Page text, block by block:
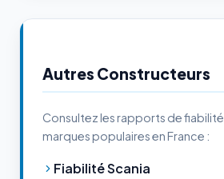
Autres Constructeurs
Consultez les rapports de
marques populaires en France :
Fiabilité Scania